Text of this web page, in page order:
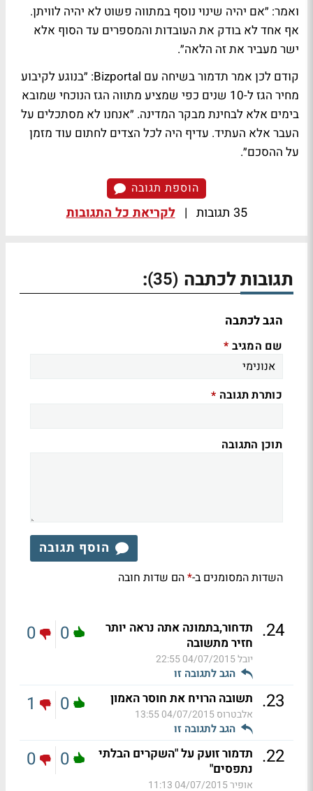
ואמר: ״אם יהיה שינוי נוסף במתווה פשוט לא יהיה לוויתן.
אף אחד לא בודק את העובדות והמספרים עד הסוף אלא
ישר מעביר את זה הלאה״.
קודם לכן אמר תדמור בשיחה עם Bizportal: ״בנוגע לקיבוע
מחיר הגז ל-10 שנים כפי שמציע מתווה הגז הנוכחי שמובא
בימים אלא לבחינת מבקר המדינה. ״אנחנו לא מסתכלים על
העבר אלא העתיד. עדיף היה לכל הצדים לחתום עוד מזמן
על ההסכם״.
הוספת תגובה
35 תגובות | לקריאת כל התגובות
תגובות לכתבה (35)
:
הגב לכתבה
שם המגיב *
כותרת תגובה *
תוכן התגובה
הוסף תגובה
השדות המסומנים ב-*הם שדות חובה
24
. תדחור,בתמונה אתה נראה יותר
חזיר מתשובה
יובל04/07/2015 22:55
הגב לתגובה זו
0
0
23
. תשובה הרויח את חוסר האמון
אלבטרוס04/07/2015 13:55
הגב לתגובה זו
0
1
22
. תדמור זועק על "השקרים הבלתי
נתפסים"
אופיר04/07/2015 11:13
0
0